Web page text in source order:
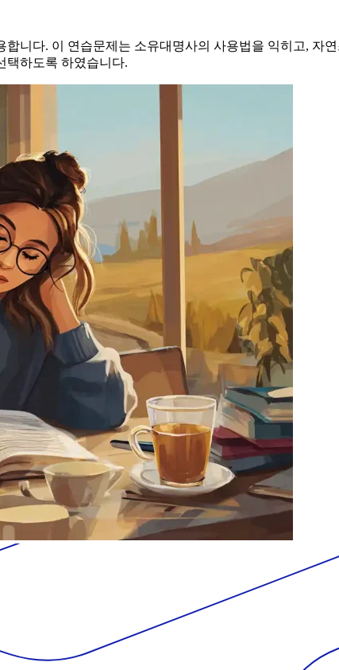
니다. 이 연습문제는 소유대명사의 사용법을 익히고, 자
택하도록 하였습니다.